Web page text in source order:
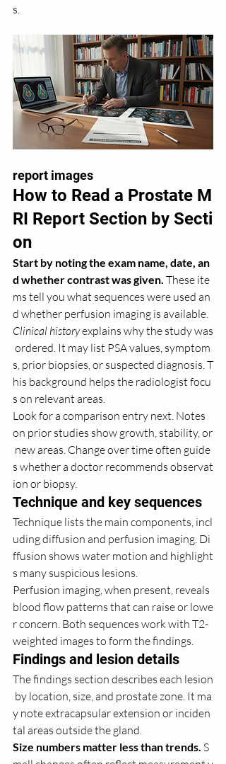
s.
report images
How to Read a Prostate M
RI Report Section by Secti
on
Start by noting the exam name, date, an
d whether contrast was given. These ite
ms tell you what sequences were used an
d whether perfusion imaging is available.
Clinical history explains why the study was
ordered. It may list PSA values, symptom
s, prior biopsies, or suspected diagnosis. T
his background helps the radiologist focu
s on relevant areas.
Look for a comparison entry next. Notes
on prior studies show growth, stability, or
new areas. Change over time often guide
s whether a doctor recommends observat
ion or biopsy.
Technique and key sequences
Technique lists the main components, incl
uding diffusion and perfusion imaging. Di
ffusion shows water motion and highlight
s many suspicious lesions.
Perfusion imaging, when present, reveals
blood flow patterns that can raise or lowe
r concern. Both sequences work with T2-
weighted images to form the findings.
Findings and lesion details
The findings section describes each lesion
by location, size, and prostate zone. It ma
y note extracapsular extension or inciden
tal areas outside the gland.
Size numbers matter less than trends. S